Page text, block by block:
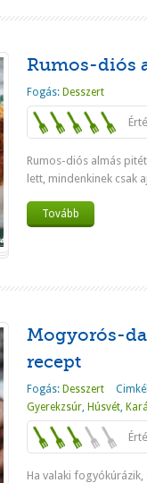
Rumos-diós
Fogás: Desszert
Rumos-diós almás
lett, mindenkinek csak
Tovább
Mogyorós-
recept
Fogás: Desszert
Gyerekzsúr, Húsvét,
Ha valaki